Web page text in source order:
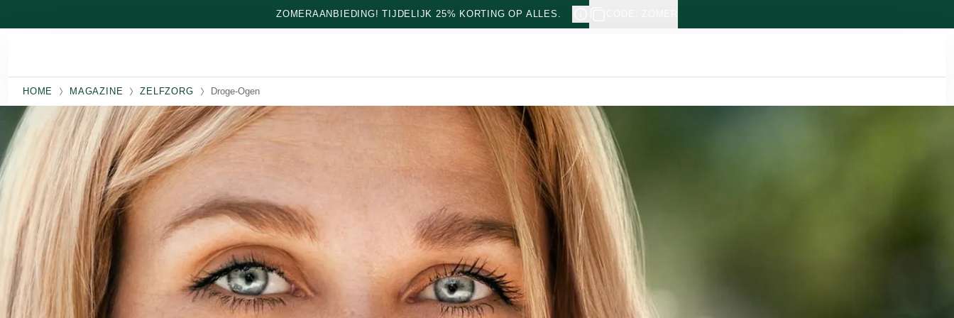
ZOMERAANBIEDING! TIJDELIJK 25% KORTING OP ALLES.
HOME MAGAZINE ZELFZORG Droge-Ogen